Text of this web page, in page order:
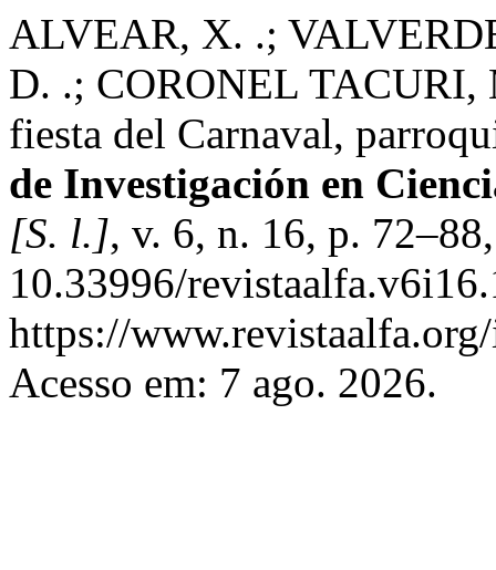
ALVEAR, X. .;
D. .; CORONEL TACURI,
fiesta del Carnaval,
de Investigación en
[S. l.], v. 6, n. 16, p.
10.33996/
https://
Acesso em: 7 ago. 2026.